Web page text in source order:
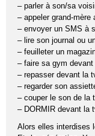
– parler à son/sa
– appeler grand-mère
– envoyer un SMS à
– lire son journal ou
– feuilleter un
– faire sa gym
– repasser devant la
– regarder son
– couper le son de la
– DORMIR devant la
Alors elles interdises